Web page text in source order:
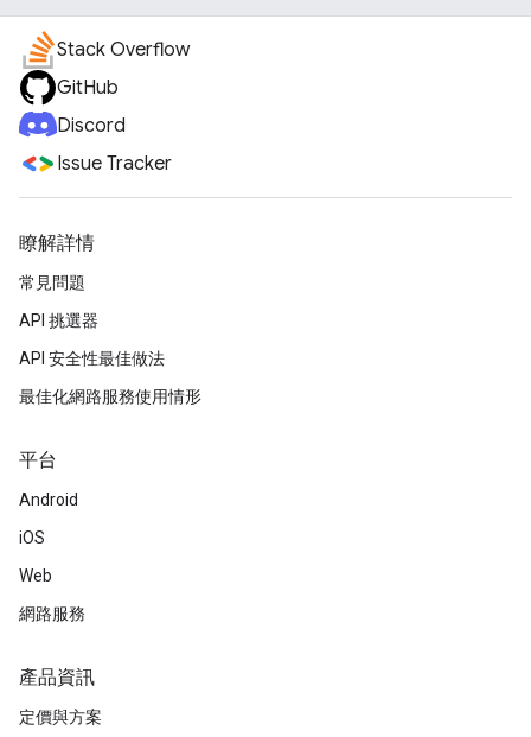
Stack Overflow
GitHub
Discord
Issue Tracker
瞭解詳情
常見問題
API 挑選器
API 安全性最佳做法
最佳化網路服務使用情形
平台
Android
iOS
Web
網路服務
產品資訊
定價與方案